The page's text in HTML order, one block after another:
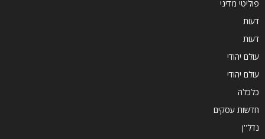
פוליטי מדיני
דעות
דעות
עולם יהודי
עולם יהודי
כלכלה
חדשות עסקים
נדל''ן